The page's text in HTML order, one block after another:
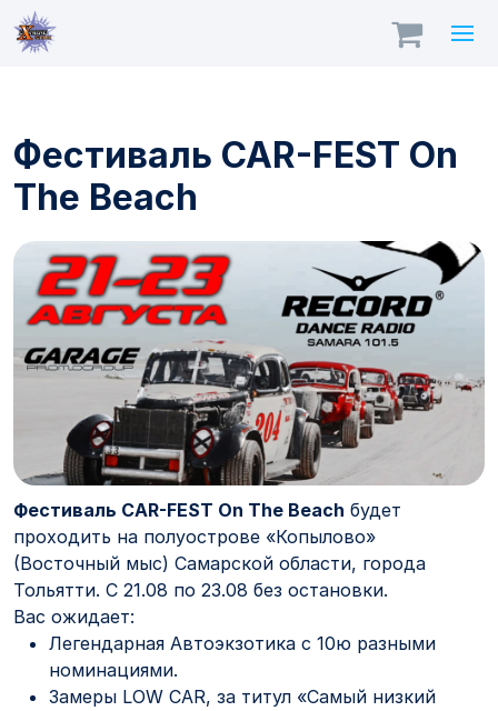
Фестиваль CAR-FEST On
The Beach
Фестиваль CAR-FEST On The Beach будет
проходить на полуострове «Копылово»
(Восточный мыс) Самарской области, города
Тольятти. С 21.08 по 23.08 без остановки.
Вас ожидает:
Легендарная Автоэкзотика с 10ю разными
номинациями.
Замеры LOW CAR, за титул «Самый низкий